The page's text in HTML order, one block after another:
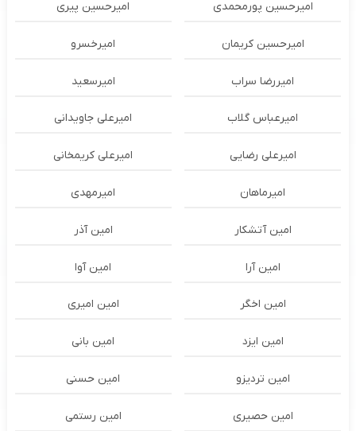
امیرحسین پورمحمدی امیرحسین پیری
امیرحسین کریمان امیرخسرو
امیررضا سراب امیرسعید
امیرعباس گلاب امیرعلی جاویدانی
امیرعلی رضایی امیرعلی کریمخانی
امیرماهان امیرمهدی
امین آتشکار امین آذر
امین آرا امین آوا
امین اخگر امین امیری
امین ایزد امین بانی
امین تردیزو امین حسنی
امین حصیری امین رستمی